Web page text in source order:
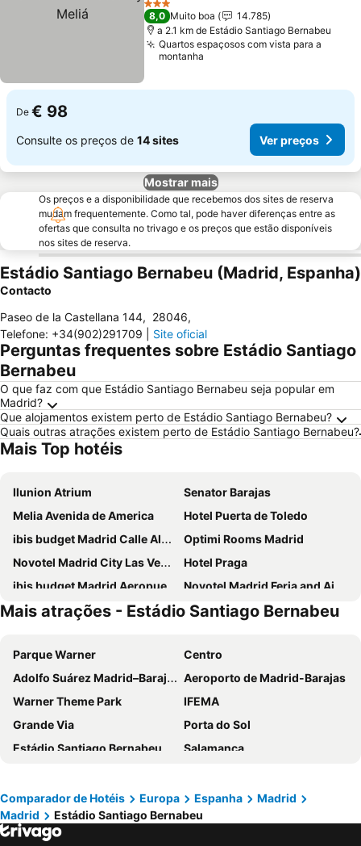
3 Estrelas
8,0 Muito boa
14.785
a 2.1 km de Estádio Santiago Bernabeu
Quartos espaçosos com vista para a
montanha
De € 98
Consulte os preços de 14 sites Ver preços
Mostrar mais
Os preços e a disponibilidade que recebemos dos sites de reserva
mudam frequentemente. Como tal, pode haver diferenças entre as
ofertas que consulta no trivago e os preços que estão disponíveis
nos sites de reserva.
Estádio Santiago Bernabeu (Madrid, Espanha)
Contacto
Paseo de la Castellana 144, 28046,
Telefone: +34(902)291709 Site oficial
Perguntas frequentes sobre Estádio Santiago
Bernabeu
O que faz com que Estádio Santiago Bernabeu seja popular em
Madrid?
Que alojamentos existem perto de Estádio Santiago Bernabeu?
Quais outras atrações existem perto de Estádio Santiago Bernabeu?
Mais Top hotéis
Ilunion Atrium
Senator Barajas
Melia Avenida de America
Hotel Puerta de Toledo
ibis budget Madrid Calle Alcalá
Optimi Rooms Madrid
Novotel Madrid City Las Ventas
Hotel Praga
ibis budget Madrid Aeropuerto
Novotel Madrid Feria and Airport
Ilunion Suites Madrid
Ibis Styles Madrid City Las Ventas
Travelodge Madrid Metropolitano
INNSiDE by Meliá Madrid Valdebebas
Hotel Europa
Hotel Riu Plaza Espana
Holiday Inn Express Madrid Leganes
Hotel Puerta America
DWO Yuste Alcalá
ibis budget Madrid Vallecas
Exe Convention Plaza Madrid
Hotel Madrid Chamartín Affiliated by Meliá
Hotel Mercader
Hotel Zentral Castellana Norte
NH Madrid Ribera del Manzanares
Pestana CR7 Gran Vía Madrid
Travelodge Madrid Torrelaguna
Mais atrações - Estádio Santiago Bernabeu
Parque Warner
Centro
Adolfo Suárez Madrid–Barajas Airport
Aeroporto de Madrid-Barajas
Warner Theme Park
IFEMA
Grande Via
Porta do Sol
Estádio Santiago Bernabeu
Salamanca
Estadio Metropolitano Metro Station
Barajas
Metropolitano Metro Station
Chamartín
Estação de Atocha
Comparador de Hotéis Europa Espanha
Madrid
Madrid
Estádio Santiago Bernabeu